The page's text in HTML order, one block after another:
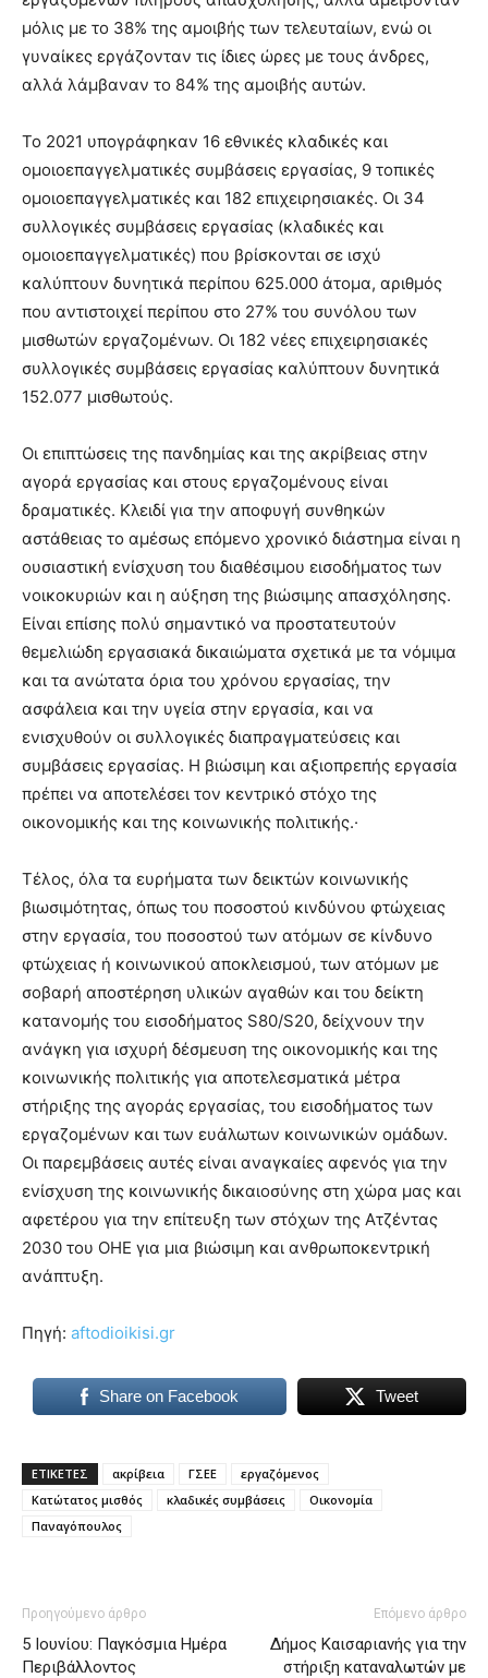
μόλις με το 38% της αμοιβής των τελευταίων, ενώ οι
γυναίκες εργάζονταν τις ίδιες ώρες με τους άνδρες,
αλλά λάμβαναν το 84% της αμοιβής αυτών.
Το 2021 υπογράφηκαν 16 εθνικές κλαδικές και
ομοιοεπαγγελματικές συμβάσεις εργασίας, 9 τοπικές
ομοιοεπαγγελματικές και 182 επιχειρησιακές. Οι 34
συλλογικές συμβάσεις εργασίας (κλαδικές και
ομοιοεπαγγελματικές) που βρίσκονται σε ισχύ
καλύπτουν δυνητικά περίπου 625.000 άτομα, αριθμός
που αντιστοιχεί περίπου στο 27% του συνόλου των
μισθωτών εργαζομένων. Οι 182 νέες επιχειρησιακές
συλλογικές συμβάσεις εργασίας καλύπτουν δυνητικά
152.077 μισθωτούς.
Οι επιπτώσεις της πανδημίας και της ακρίβειας στην
αγορά εργασίας και στους εργαζομένους είναι
δραματικές. Κλειδί για την αποφυγή συνθηκών
αστάθειας το αμέσως επόμενο χρονικό διάστημα είναι η
ουσιαστική ενίσχυση του διαθέσιμου εισοδήματος των
νοικοκυριών και η αύξηση της βιώσιμης απασχόλησης.
Είναι επίσης πολύ σημαντικό να προστατευτούν
θεμελιώδη εργασιακά δικαιώματα σχετικά με τα νόμιμα
και τα ανώτατα όρια του χρόνου εργασίας, την
ασφάλεια και την υγεία στην εργασία, και να
ενισχυθούν οι συλλογικές διαπραγματεύσεις και
συμβάσεις εργασίας. Η βιώσιμη και αξιοπρεπής εργασία
πρέπει να αποτελέσει τον κεντρικό στόχο της
οικονομικής και της κοινωνικής πολιτικής.·
Τέλος, όλα τα ευρήματα των δεικτών κοινωνικής
βιωσιμότητας, όπως του ποσοστού κινδύνου φτώχειας
στην εργασία, του ποσοστού των ατόμων σε κίνδυνο
φτώχειας ή κοινωνικού αποκλεισμού, των ατόμων με
σοβαρή αποστέρηση υλικών αγαθών και του δείκτη
κατανομής του εισοδήματος S80/S20, δείχνουν την
ανάγκη για ισχυρή δέσμευση της οικονομικής και της
κοινωνικής πολιτικής για αποτελεσματικά μέτρα
στήριξης της αγοράς εργασίας, του εισοδήματος των
εργαζομένων και των ευάλωτων κοινωνικών ομάδων.
Οι παρεμβάσεις αυτές είναι αναγκαίες αφενός για την
ενίσχυση της κοινωνικής δικαιοσύνης στη χώρα μας και
αφετέρου για την επίτευξη των στόχων της Ατζέντας
2030 του ΟΗΕ για μια βιώσιμη και ανθρωποκεντρική
ανάπτυξη.
Πηγή: aftodioikisi.gr
Share on Facebook Tweet
ΕΤΙΚΕΤΕΣ ακρίβεια ΓΣΕΕ
εργαζόμενος
Κατώτατος μισθός
κλαδικές συμβάσεις
Οικονομία
Παναγόπουλος
Προηγούμενο άρθρο
5 Ιουνίου: Παγκόσμια Ημέρα
Περιβάλλοντος
Επόμενο άρθρο
Δήμος Καισαριανής για την
στήριξη καταναλωτών με